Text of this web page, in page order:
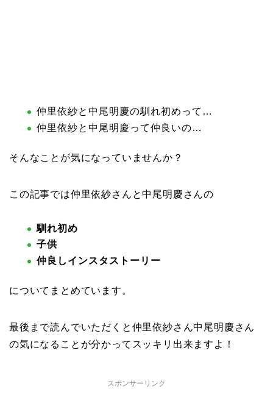
仲里依紗と中尾明慶の馴れ初めって…
仲里依紗と中尾明慶って仲良いの…
そんなことが気になっていませんか？
この記事では仲里依紗さんと中尾明慶さんの
馴れ初め
子供
仲良しインスタストーリー
についてまとめています。
最後まで読んでいただくと仲里依紗さん中尾明慶さん
の気になることが分かってスッキリ出来ますよ！
スポンサーリンク